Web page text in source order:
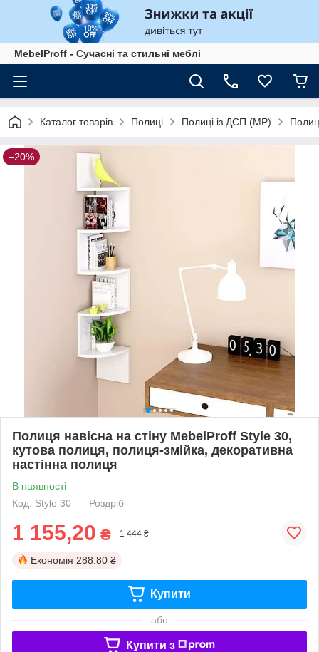
MebelProff - Сучасні та стильні меблі
Каталог товарів Полиці Полиці із ДСП (МР)
–20%
Полиця навісна на стіну MebelProff Style 30,
кутова полиця, полиця-змійка, декоративна
настінна полиця
В наявності
Код: Style 30
Роздріб
1 155,20 ₴ 1 444 ₴
Економія 288.80 ₴
Купити
або
Купити з